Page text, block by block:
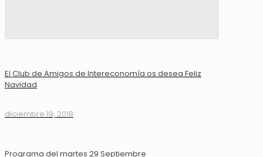
El Club de Amigos de Intereconomía os desea Feliz
Navidad
diciembre 19, 2018
Programa del martes 29 Septiembre